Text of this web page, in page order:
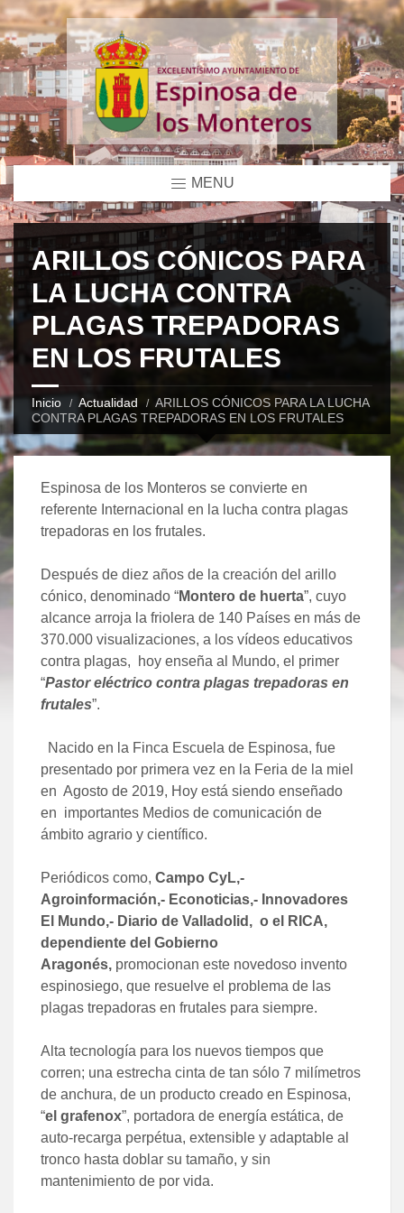
MENU
ARILLOS CÓNICOS PARA
LA LUCHA CONTRA
PLAGAS TREPADORAS
EN LOS FRUTALES
Inicio Actualidad
ARILLOS CÓNICOS PARA LA LUCHA
CONTRA PLAGAS TREPADORAS EN LOS FRUTALES
Espinosa de los Monteros se convierte en
referente Internacional en la lucha contra plagas
trepadoras en los frutales.
Después de diez años de la creación del arillo
cónico, denominado “Montero de huerta”, cuyo
alcance arroja la friolera de 140 Países en más de
370.000 visualizaciones, a los vídeos educativos
contra plagas, hoy enseña al Mundo, el primer
“Pastor eléctrico contra plagas trepadoras en
frutales”.
Nacido en la Finca Escuela de Espinosa, fue
presentado por primera vez en la Feria de la miel
en Agosto de 2019, Hoy está siendo enseñado
en importantes Medios de comunicación de
ámbito agrario y científico.
Periódicos como, Campo CyL,-
Agroinformación,- Econoticias,- Innovadores
El Mundo,- Diario de Valladolid, o el RICA,
dependiente del Gobierno
Aragonés, promocionan este novedoso invento
espinosiego, que resuelve el problema de las
plagas trepadoras en frutales para siempre.
Alta tecnología para los nuevos tiempos que
corren; una estrecha cinta de tan sólo 7 milímetros
de anchura, de un producto creado en Espinosa,
“el grafenox”, portadora de energía estática, de
auto-recarga perpétua, extensible y adaptable al
tronco hasta doblar su tamaño, y sin
mantenimiento de por vida.